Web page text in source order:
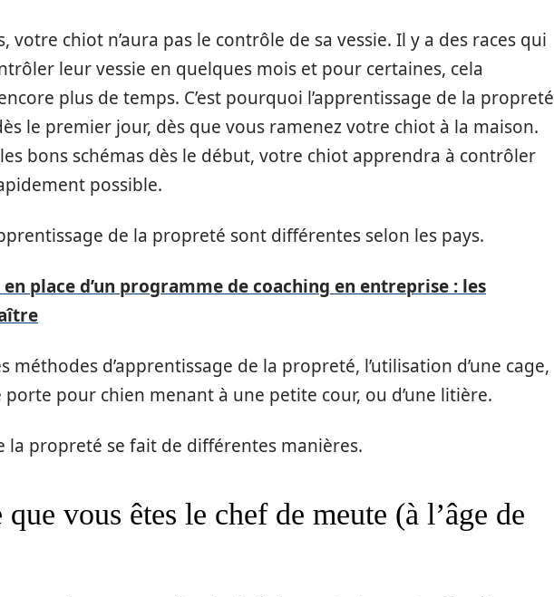
votre chiot n’aura pas le contrôle de sa vessie. Il y a des races qui
leur vessie en quelques mois et pour certaines, cela
plus de temps. C’est pourquoi l’apprentissage de la propreté
le premier jour, dès que vous ramenez votre chiot à la maison.
bons schémas dès le début, votre chiot apprendra à contrôler
possible.
de la propreté sont différentes selon les pays.
en place d’un programme de coaching en entreprise : les
méthodes d’apprentissage de la propreté, l’utilisation d’une cage,
porte pour chien menant à une petite cour, ou d’une litière.
la propreté se fait de différentes manières.
vous êtes le chef de meute (à l’âge de